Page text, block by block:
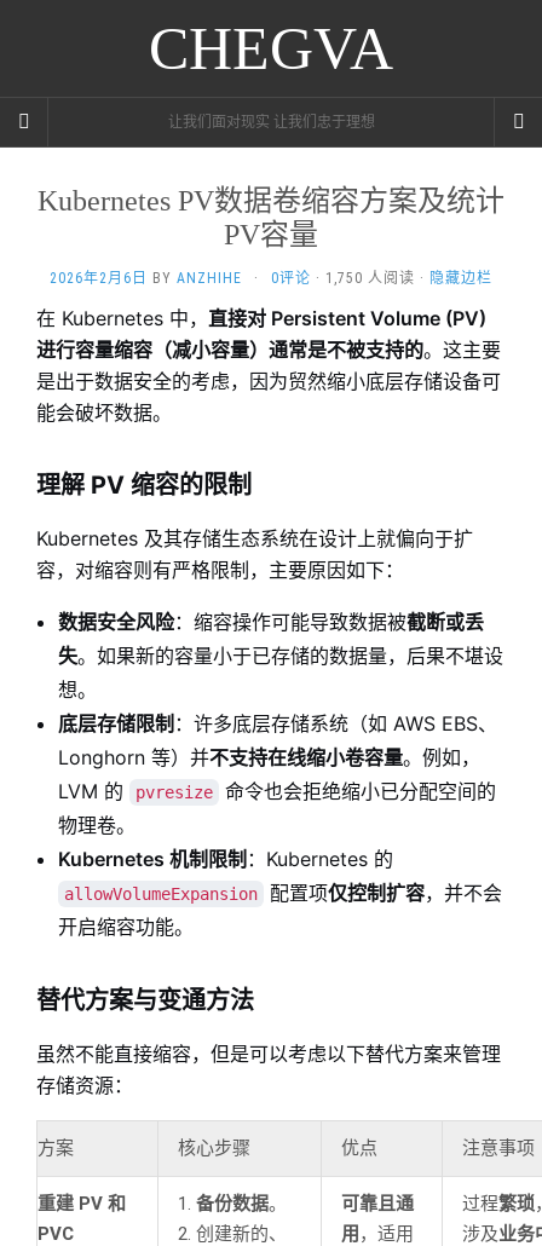
CHEGVA
让我们面对现实 让我们忠于理想
Kubernetes PV数据卷缩容方案及统计
PV容量
2026年2月6日 BY ANZHIHE · 0评论 · 1,750 人阅读 · 隐藏边栏
在 Kubernetes 中， 直接对 Persistent Volume (PV)
进行容量缩容（减小容量）通常是不被支持的。这主要
是出于数据安全的考虑，因为贸然缩小底层存储设备可
能会破坏数据。
理解 PV 缩容的限制
Kubernetes 及其存储生态系统在设计上就偏向于扩
容，对缩容则有严格限制，主要原因如下：
数据安全风险：缩容操作可能导致数据被截断或丢
失。如果新的容量小于已存储的数据量，后果不堪设
想。
底层存储限制 ：许多底层存储系统（如 AWS EBS、
Longhorn 等）并不支持在线缩小卷容量。例如，
LVM 的
pvresize
命令也会拒绝缩小已分配空间的
物理卷。
Kubernetes 机制限制 ：Kubernetes 的
allowVolumeExpansion 配置项仅控制扩容，并不会
开启缩容功能。
替代方案与变通方法
虽然不能直接缩容，但是可以考虑以下替代方案来管理
存储资源：
方案 核心步骤 优点 注意事项
重建 PV 和
PVC
1. 备份数据。
2. 创建新的、
可靠且通
用 ，适用
过程繁琐
涉及业务